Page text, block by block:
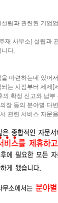
립과 관련된 기업
재 사무소] 설립과
다.
마련하는데 있어
는 시점부터 세제
확정 신고와 납
장 등의 분야별 다
관련 서비스 자문